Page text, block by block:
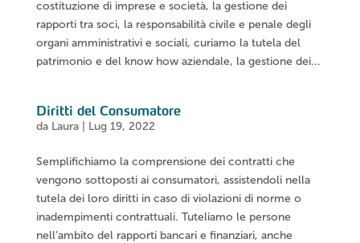
costituzione di imprese e società, la gestione dei
rapporti tra soci, la responsabilità civile e penale degli
organi amministrativi e sociali, curiamo la tutela del
patrimonio e del know how aziendale, la gestione dei...
Diritti del Consumatore
da Laura| Lug 19, 2022
Semplifichiamo la comprensione dei contratti che
vengono sottoposti ai consumatori, assistendoli nella
tutela dei loro diritti in caso di violazioni di norme o
inadempimenti contrattuali. Tuteliamo le persone
nell’ambito del rapporti bancari e finanziari, anche